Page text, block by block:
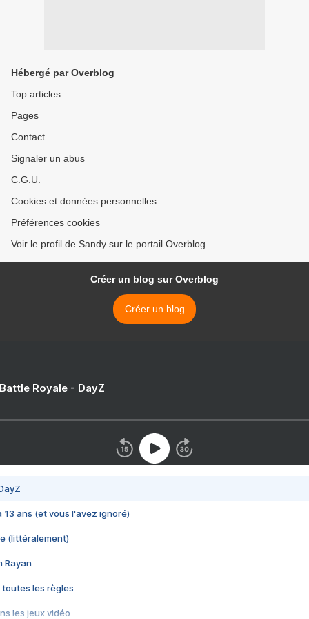
Hébergé par Overblog
Top articles
Pages
Contact
Signaler un abus
C.G.U.
Cookies et données personnelles
Préférences cookies
Voir le profil de Sandy sur le portail Overblog
Créer un blog sur Overblog
Créer un blog
Royale - DayZ
13 ans (et vous l'avez ignoré)
(littéralement)
Rayan
toutes les règles
les jeux vidéo